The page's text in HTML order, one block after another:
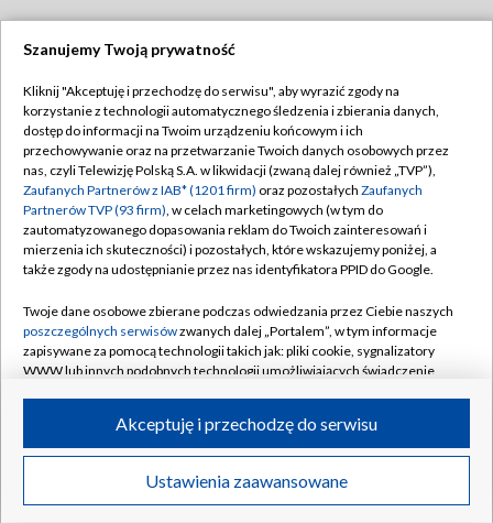
TVP
Abonament TVP
Emisja w TVP
Centrum informacji TVP
Naziemna Telewizja Cyfrowa
Rada Programowa
System NOS
Informacje o nadawcy
Program dla prasy
Ogłoszenie przetargowe
Regulamin TVP
Polityka prywatności
Moje zgody
Pomoc
Kontakt
Kanały
©2026 Telewizja Polska S.A. w likwidacji
Szanujemy Twoją prywatność
Kliknij "Akceptuję i przechodzę do serwisu", aby wyrazić zgody na
korzystanie z technologii automatycznego śledzenia i zbierania danych,
dostęp do informacji na Twoim urządzeniu końcowym i ich
przechowywanie oraz na przetwarzanie Twoich danych osobowych przez
nas, czyli Telewizję Polską S.A. w likwidacji (zwaną dalej również „TVP”),
Zaufanych Partnerów z IAB* (1201 firm) oraz pozostałych Zaufanych
Partnerów TVP (93 firm), w celach marketingowych (w tym do
zautomatyzowanego dopasowania reklam do Twoich zainteresowań i
mierzenia ich skuteczności) i pozostałych, które wskazujemy poniżej, a
także zgody na udostępnianie przez nas identyfikatora PPID do Google.
Twoje dane osobowe zbierane podczas odwiedzania przez Ciebie naszych
poszczególnych serwisówzwanych dalej „Portalem”, w tym informacje
zapisywane za pomocą technologii takich jak: pliki cookie, sygnalizatory
WWW lub innych podobnych technologii umożliwiających świadczenie
ruchu w Internecie.
Twoje dane osobowe zbierane podczas odwiedzania przez Ciebie
poszczególnych serwisówna Portalu, takie jak adresy IP, identyfikatory
Ustawienia zaawansowane
Akceptuję i przechodzę do serwisu